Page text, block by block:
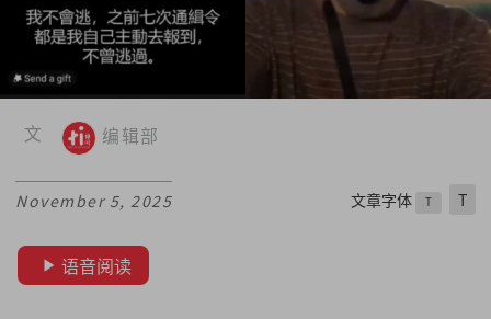
文 编辑部
November 5, 2025 文章字体 T T
语音阅读